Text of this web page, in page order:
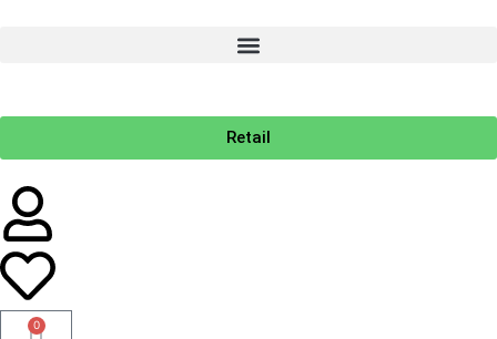
Retail
0